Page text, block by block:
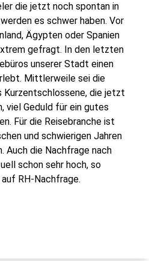
die jetzt noch spontan in
es schwer haben. Vor
Ägypten oder Spanien
gefragt. In den letzten
unserer Stadt einen
Mittlerweile sei die
Kurzentschlossene, die jetzt
viel Geduld für ein gutes
Für die Reisebranche ist
und schwierigen Jahren
Auch die Nachfrage nach
schon sehr hoch, so
RH-Nachfrage.